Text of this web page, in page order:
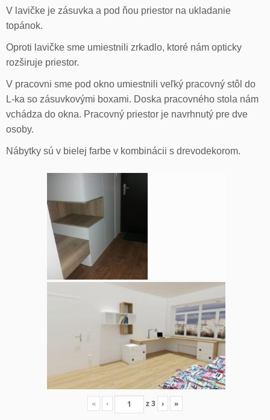
V lavičke je zásuvka a pod ňou priestor na ukladanie
topánok.
Oproti lavičke sme umiestnili zrkadlo, ktoré nám opticky
rozširuje priestor.
V pracovni sme pod okno umiestnili veľký pracovný stôl do
L-ka so zásuvkovými boxami. Doska pracovného stola nám
vchádza do okna. Pracovný priestor je navrhnutý pre dve
osoby.
Nábytky sú v bielej farbe v kombinácii s drevodekorom.
« ‹ z3 › »